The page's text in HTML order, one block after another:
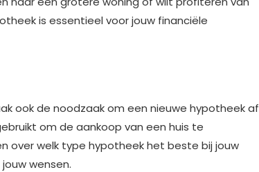
is essentieel voor jouw financiële
ook de noodzaak om een nieuwe hypotheek af
om de aankoop van een huis te
over welk type hypotheek het beste bij jouw
wensen.